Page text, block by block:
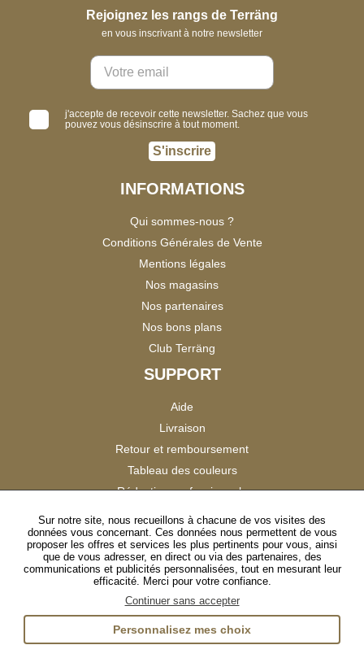
Rejoignez les rangs de Terräng
en vous inscrivant à notre newsletter
j'accepte de recevoir cette newsletter. Sachez que vous
pouvez vous désinscrire à tout moment.
S'inscrire
INFORMATIONS
Qui sommes-nous ?
Conditions Générales de Vente
Mentions légales
Nos magasins
Nos partenaires
Nos bons plans
Club Terräng
SUPPORT
Aide
Livraison
Retour et remboursement
Tableau des couleurs
Réduction professionnels
Satisfaction Clients
SUIVEZ-NOUS
InstagramTikTokFacebookYouTubeLinkedIn
Sur notre site, nous recueillons à chacune de vos visites des
données vous concernant. Ces données nous permettent de vous
proposer les offres et services les plus pertinents pour vous, ainsi
que de vous adresser, en direct ou via des partenaires, des
communications et publicités personnalisées, tout en mesurant leur
efficacité. Merci pour votre confiance.
Continuer sans accepter
Personnalisez mes choix